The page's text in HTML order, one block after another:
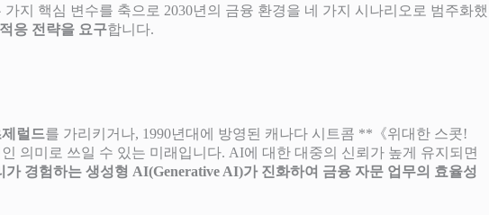
가지 핵심 변수를 축으로 2030년의 금융 환경을 네 가지 시나리오로 범주화했
응 전략을 요구합니다.
럴드를 가리키거나, 1990년대에 방영된 캐나다 시트콤 **《위대한 스콧!
의미로 쓰일 수 있는 미래입니다. AI에 대한 대중의 신뢰가 높게 유지되면
가 경험하는 생성형 AI(Generative AI)가 진화하여 금융 자문 업무의 효율성